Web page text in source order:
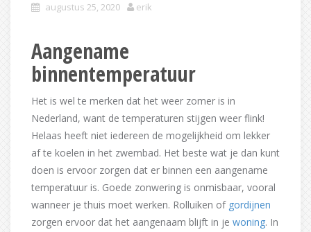
augustus 25, 2020 erik
Aangename
binnentemperatuur
Het is wel te merken dat het weer zomer is in
Nederland, want de temperaturen stijgen weer flink!
Helaas heeft niet iedereen de mogelijkheid om lekker
af te koelen in het zwembad. Het beste wat je dan kunt
doen is ervoor zorgen dat er binnen een aangename
temperatuur is. Goede zonwering is onmisbaar, vooral
wanneer je thuis moet werken. Rolluiken of gordijnen
zorgen ervoor dat het aangenaam blijft in je woning. In